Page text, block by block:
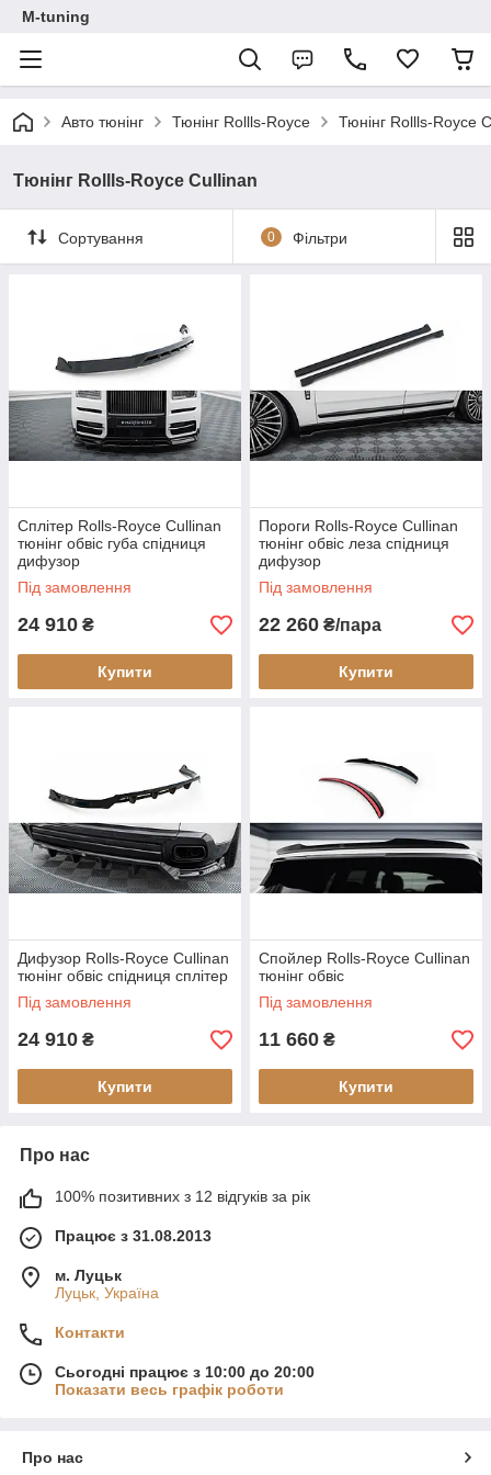
M-tuning
Авто тюнінг Тюнінг Rollls-Royce Тюнінг Rollls-Royce
Тюнінг Rollls-Royce Сullinan
Сортування 0 Фільтри
Сплітер Rolls-Royce Сullinan
тюнінг обвіс губа спідниця
дифузор
Під замовлення
24 910 ₴
Купити
Пороги Rolls-Royce Cullinan
тюнінг обвіс леза спідниця
дифузор
Під замовлення
22 260 ₴/пара
Купити
Дифузор Rolls-Royce Cullinan
тюнінг обвіс спідниця сплітер
Під замовлення
24 910 ₴
Купити
Спойлер Rolls-Royce Cullinan
тюнінг обвіс
Під замовлення
11 660 ₴
Купити
Про нас
100% позитивних з 12 відгуків за рік
Працює з 31.08.2013
м. Луцьк
Луцьк, Україна
Контакти
Сьогодні працює з 10:00 до 20:00
Показати весь графік роботи
Про нас